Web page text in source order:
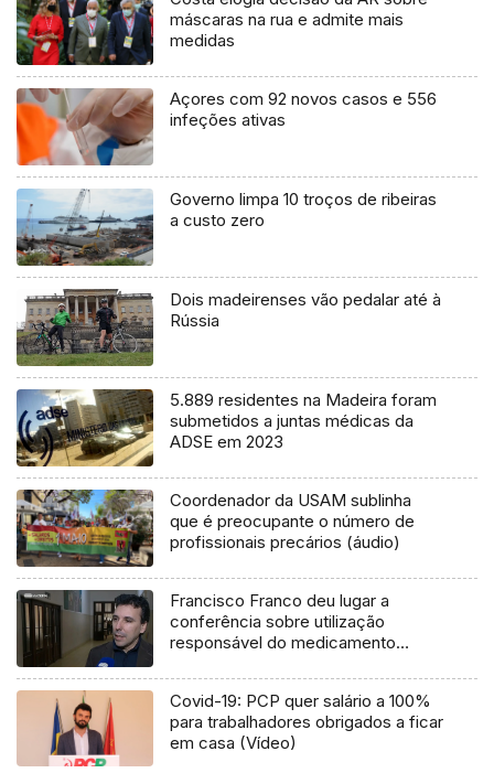
máscaras na rua e admite mais
medidas
Açores com 92 novos casos e 556
infeções ativas
Governo limpa 10 troços de ribeiras
a custo zero
Dois madeirenses vão pedalar até à
Rússia
5.889 residentes na Madeira foram
submetidos a juntas médicas da
ADSE em 2023
Coordenador da USAM sublinha
que é preocupante o número de
profissionais precários (áudio)
Francisco Franco deu lugar a
conferência sobre utilização
responsável do medicamento
Covid-19: PCP quer salário a 100%
para trabalhadores obrigados a ficar
em casa (Vídeo)